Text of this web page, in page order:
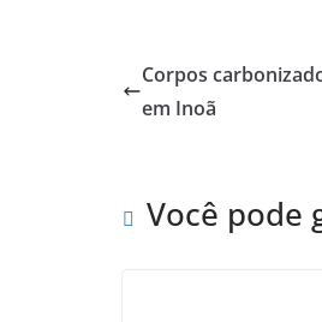
Corpos
em Inoã
Você pode